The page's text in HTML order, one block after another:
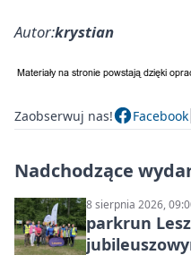
Autor:krystian
Zaobserwuj nas! Facebook
Nadchodzące
8 sierpnia 2026,
parkrun